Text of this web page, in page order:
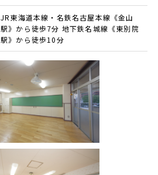
JR東海道本線・名鉄名古屋本線《金山
駅》から徒歩7分 地下鉄名城線《東別院
駅》から徒歩10分